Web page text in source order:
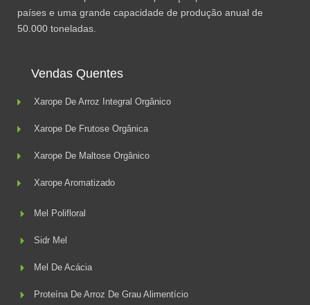
países e uma grande capacidade de produção anual de
50.000 toneladas.
Vendas Quentes
Xarope De Arroz Integral Orgânico
Xarope De Frutose Orgânica
Xarope De Maltose Orgânico
Xarope Aromatizado
Mel Polifloral
Sidr Mel
Mel De Acácia
Proteína De Arroz De Grau Alimentício